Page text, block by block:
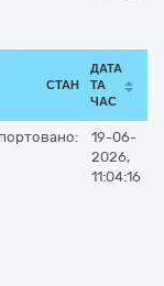
СТАН
ДАТА
ТА
ЧАС
19-06-
2026,
11:04:16